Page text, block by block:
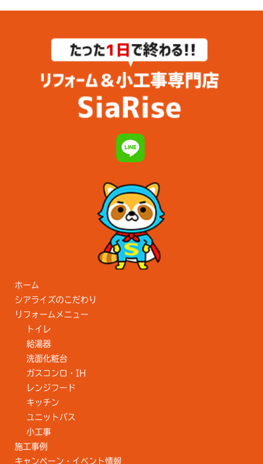
ホーム
シアライズのこだわり
リフォームメニュー
トイレ
給湯器
洗面化粧台
ガスコンロ・IH
レンジフード
キッチン
ユニットバス
小工事
施工事例
キャンペーン・イベント情報